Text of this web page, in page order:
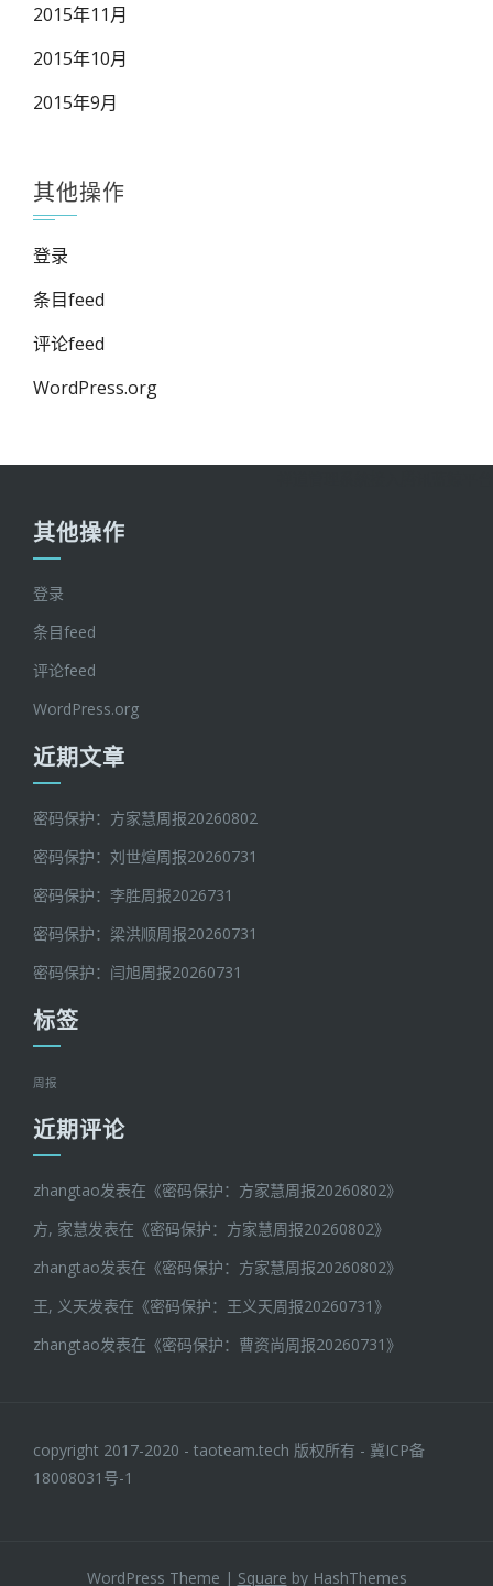
2015年11月
2015年10月
2015年9月
其他操作
登录
条目feed
评论feed
WordPress.org
其他操作
登录
条目feed
评论feed
WordPress.org
近期文章
密码保护：方家慧周报20260802
密码保护：刘世煊周报20260731
密码保护：李胜周报2026731
密码保护：梁洪顺周报20260731
密码保护：闫旭周报20260731
标签
周报
近期评论
zhangtao发表在《密码保护：方家慧周报20260802》
方, 家慧发表在《密码保护：方家慧周报20260802》
zhangtao发表在《密码保护：方家慧周报20260802》
王, 义天发表在《密码保护：王义天周报20260731》
zhangtao发表在《密码保护：曹资尚周报20260731》
copyright 2017-2020 - taoteam.tech 版权所有 - 冀ICP备
18008031号-1
WordPress Theme | Square by HashThemes